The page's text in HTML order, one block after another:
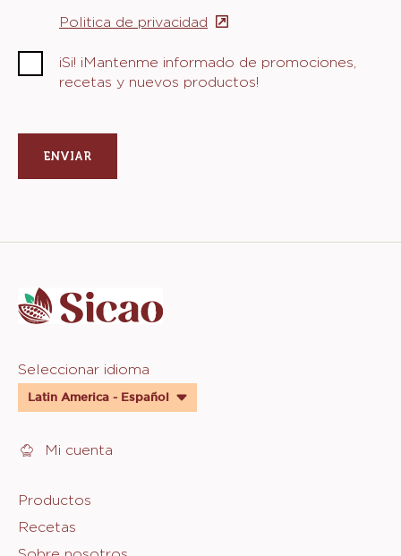
in
new
window)
Politica de privacidad (opens
a
new
¡Si! ¡Mantenme informado de promociones,
recetas y nuevos productos!
info
Website
quick
links
Seleccionar idioma
Latin America - Español
Mi cuenta
Footer
Sicao
Productos
Recetas